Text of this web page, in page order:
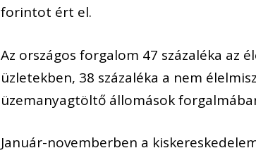
forintot ért el.
Az országos forgalom 47 százaléka az
üzletekben, 38 százaléka a nem
üzemanyagtöltő állomások
Január-novemberben a